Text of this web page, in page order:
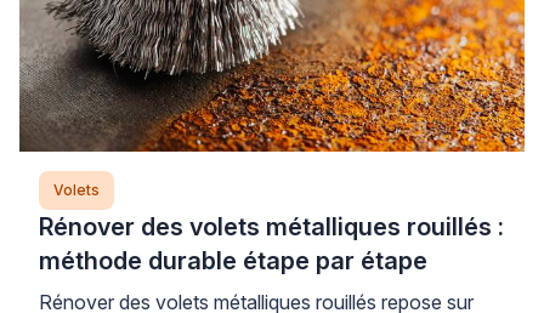
Volets
Rénover des volets métalliques rouillés :
méthode durable étape par étape
Rénover des volets métalliques rouillés repose sur